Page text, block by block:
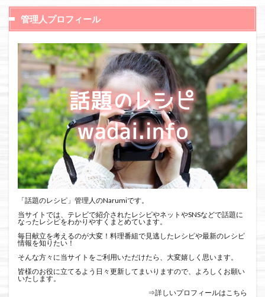
管理人プロフィール
「話題のレシピ」管理人のNarumiです。
当サイトでは、テレビで紹介されたレシピやネットやSNSなどで話題に
なったレシピをわかりやすくまとめています。
毎日献立を考えるのが大変！料理番組で見逃したレシピや最新のレシピ
情報を知りたい！
そんな方々に当サイトをご利用いただけたら、大変嬉しく思います。
皆様のお役に立てるよう日々更新してまいりますので、よろしくお願い
いたします。
⇒詳しいプロフィールはこちら